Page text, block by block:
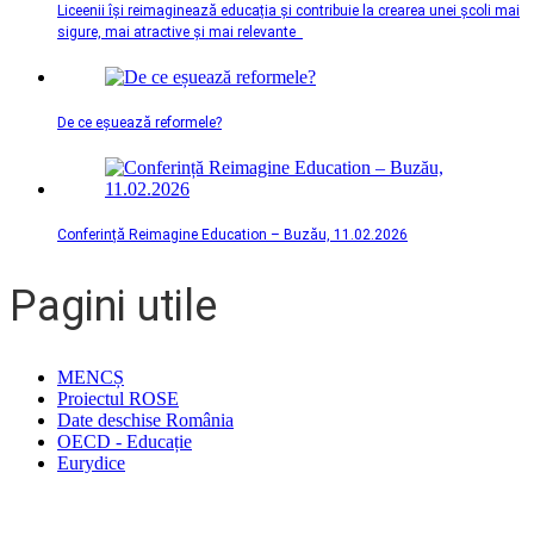
Liceenii își reimaginează educația și contribuie la crearea unei școli mai
sigure, mai atractive și mai relevante
De ce eșuează reformele?
Conferință Reimagine Education – Buzău, 11.02.2026
Pagini utile
MENCȘ
Proiectul ROSE
Date deschise România
OECD - Educație
Eurydice